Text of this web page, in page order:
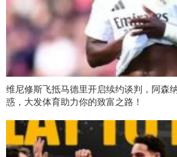
维尼修斯飞抵马德里开启续约谈判，阿森
惑，大发体育助力你的致富之路！